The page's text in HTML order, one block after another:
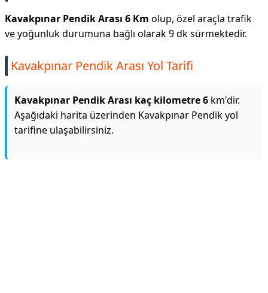
Kavakpınar Pendik Arası 6 Km olup, özel araçla trafik
ve yoğunluk durumuna bağlı olarak 9 dk sürmektedir.
Kavakpınar Pendik Arası Yol Tarifi
Kavakpınar Pendik Arası kaç kilometre 6 km'dir.
Aşağıdaki harita üzerinden Kavakpınar Pendik yol
tarifine ulaşabilirsiniz.